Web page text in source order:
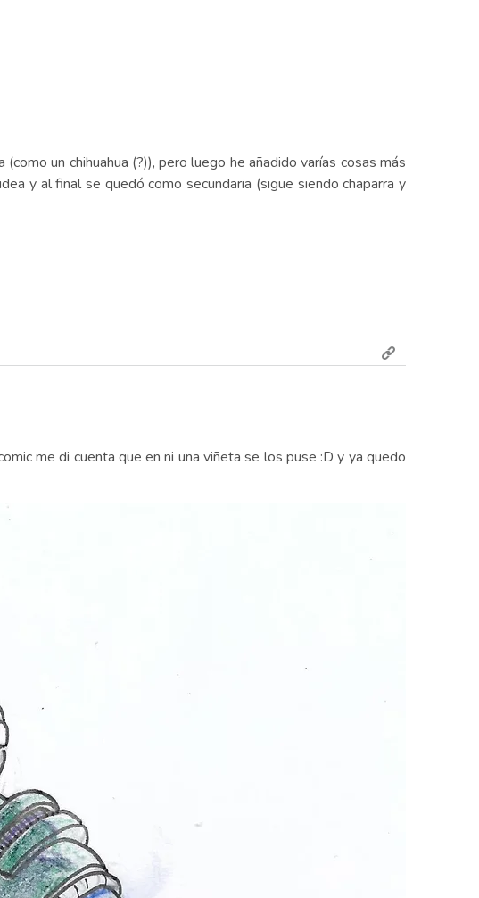
un chihuahua (?)), pero luego he añadido varías cosas más
y al final se quedó como secundaria (sigue siendo chaparra y
me di cuenta que en ni una viñeta se los puse :D y ya quedo